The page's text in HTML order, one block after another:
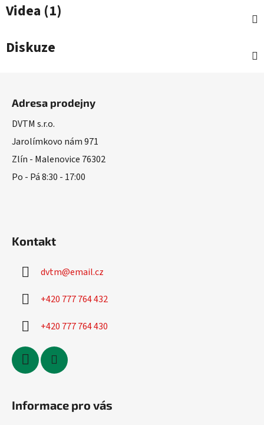
Videa (1)
Diskuze
Adresa prodejny
DVTM s.r.o.
Jarolímkovo nám 971
Zlín - Malenovice 76302
Po - Pá 8:30 - 17:00
Kontakt
dvtm@email.cz
+420 777 764 432
+420 777 764 430
Informace pro vás